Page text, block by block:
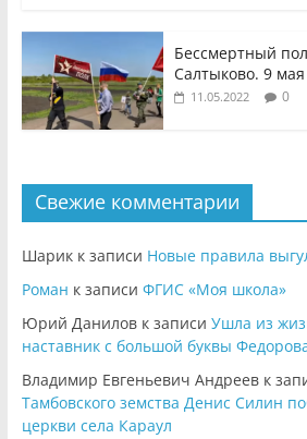
Бессмертный
Салтыково. 9 мая
11.05.2022 0
Свежие комментарии
Шарикк записи Новые правила
Роман к записи ФГИС «Моя школа»
Юрий Даниловк записи Ушла из
наставник с большой буквы
Владимир Евгеньевич Андреевк
Тамбовского земства Денис Силин
церкви села Караул